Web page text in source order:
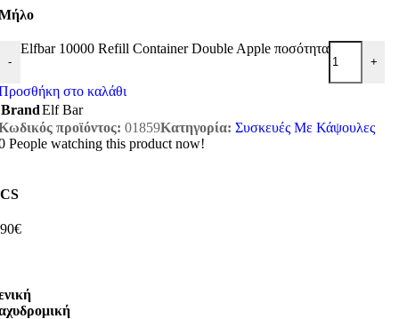
-
Elfbar 10000 Refill Container Double Apple ποσότητα
+
στο καλάθι
BrandElf Bar
προϊόντος: 01859Κατηγορία: Συσκευές Με Κάψουλες
People watching this product now!